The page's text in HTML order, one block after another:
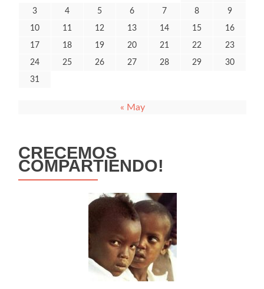
3 4 5 6 7 8 9
10 11 12 13 14 15 16
17 18 19 20 21 22 23
24 25 26 27 28 29 30
31
« May
CRECEMOS
COMPARTIENDO!